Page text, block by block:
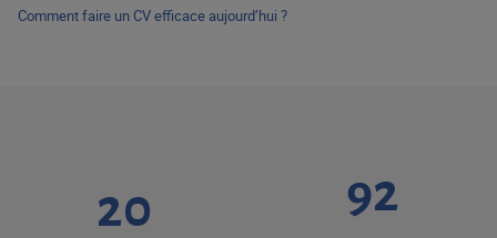
20 92
Comment faire un CV efficace aujourd’hui ?